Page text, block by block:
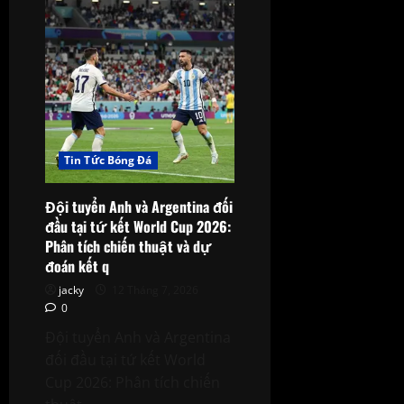
trận
đấu
World
Cup
2026
hôm
nay:
Vòng
32
đội
hứa
hẹn
kịch
tính
Tin Tức Bóng Đá
Đội tuyển Anh và Argentina đối
đầu tại tứ kết World Cup 2026:
Phân tích chiến thuật và dự
đoán kết q
jacky
0